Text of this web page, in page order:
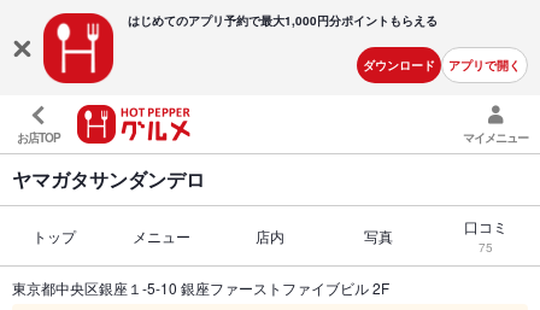
はじめてのアプリ予約で最大1,000円分ポイントもらえる
ダウンロード アプリで開く
お店TOP マイメニュー
ヤマガタサンダンデロ
トップ メニュー 店内 写真 口コミ
75
東京都中央区銀座１-5-10 銀座ファーストファイブビル 2F